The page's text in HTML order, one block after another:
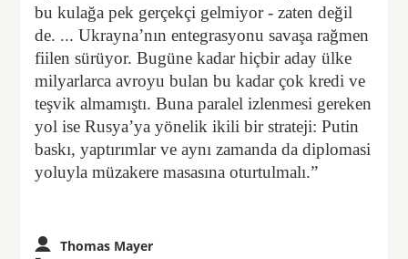
bu kulağa pek gerçekçi gelmiyor - zaten değil
de. ... Ukrayna’nın entegrasyonu savaşa rağmen
fiilen sürüyor. Bugüne kadar hiçbir aday ülke
milyarlarca avroyu bulan bu kadar çok kredi ve
teşvik almamıştı. Buna paralel izlenmesi gereken
yol ise Rusya’ya yönelik ikili bir strateji: Putin
baskı, yaptırımlar ve aynı zamanda da diplomasi
yoluyla müzakere masasına oturtulmalı.”
Thomas Mayer